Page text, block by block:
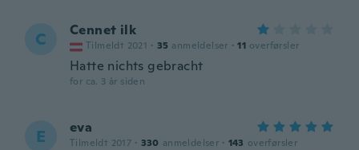
C Cennet ilk
Tilmeldt 2021 · 35 anmeldelser · 11 overførsler
Hatte nichts gebracht
for ca. 3 år siden
E eva
Tilmeldt 2017 · 330 anmeldelser · 143 overførsler